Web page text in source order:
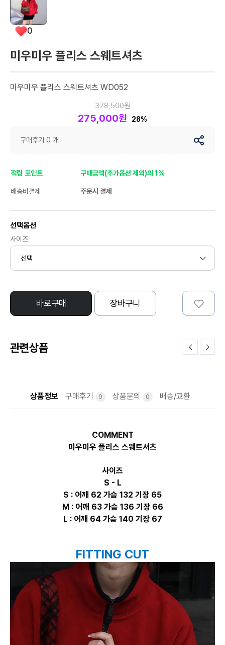
0
미우미우 플리스 스웨트셔츠
미우미우 플리스 스웨트셔츠 WD052
378,500원
275,000원 28%
구매후기 0 개
적립 포인트 구매금액(추가옵션 제외)의 1%
배송비결제 주문시 결제
선택옵션
사이즈
바로구매 장바구니
관련상품
상품정보 구매후기 0 상품문의 0 배송/교환
COMMENT
미우미우 플리스 스웨트셔츠
사이즈
S - L
S : 어깨 62 가슴 132 기장 65
M : 어깨 63 가슴 136 기장 66
L : 어깨 64 가슴 140 기장 67
FITTING CUT